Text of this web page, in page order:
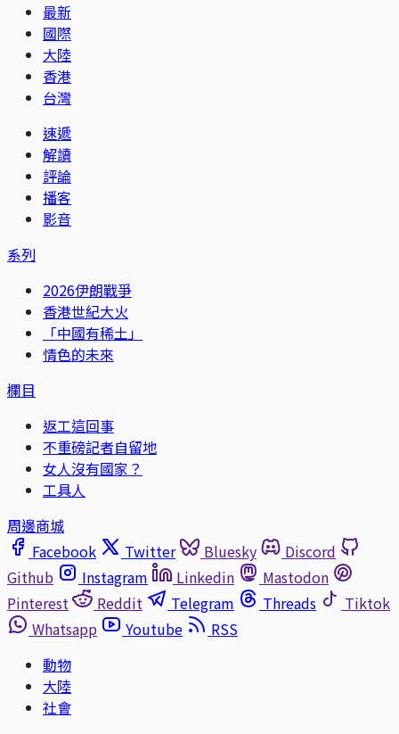
最新
國際
大陸
香港
台灣
速遞
解讀
評論
播客
影音
系列
2026伊朗戰爭
香港世紀大火
「中國有稀土」
情色的未來
欄目
返工這回事
不重磅記者自留地
女人沒有國家？
工具人
周邊商城
Facebook
Twitter Bluesky
Discord
Github
Instagram Linkedin
Mastodon
Pinterest
Reddit Telegram Threads
Tiktok
Whatsapp
Youtube
RSS
動物
大陸
社會